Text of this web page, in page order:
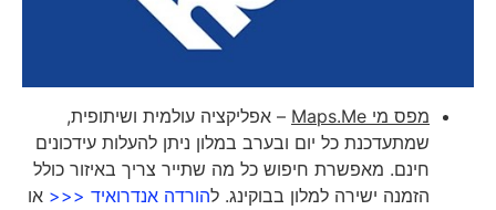
מפס מי Maps.Me– אפליקציה עולמית ושיתופית,
שמתעדכנת כל יום ובערב במלון ניתן להעלות עידכונים
חינם. מאפשרת חיפוש כל מה שתייר צריך באיזור כולל
הזמנה ישירה למלון בבוקינג. להורדה אנדרואיד <<<או